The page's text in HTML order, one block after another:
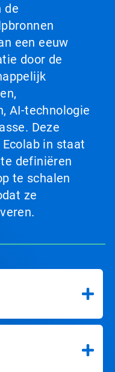
de
een eeuw
door de
AI-technologie
Deze
in staat
definiëren
te schalen
ze